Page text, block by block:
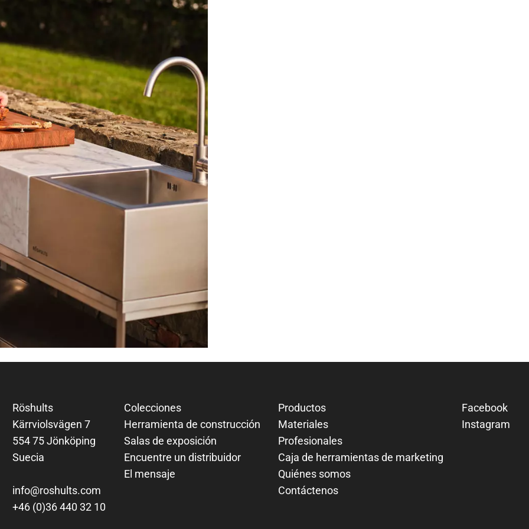
Röshults
Kärrviolsvägen 7
554 75 Jönköping
Suecia
info@roshults.com
+46 (0)36 440 32 10
Colecciones
Herramienta de construcción
Salas de exposición
Encuentre un distribuidor
El mensaje
Productos
Materiales
Profesionales
Caja de herramientas de marketing
Quiénes somos
Contáctenos
Facebook
Instagram